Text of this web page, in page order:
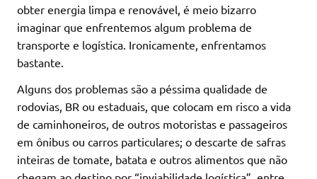
obter energia limpa e renovável, é meio bizarro
imaginar que enfrentemos algum problema de
transporte e logística. Ironicamente, enfrentamos
bastante.
Alguns dos problemas são a péssima qualidade de
rodovias, BR ou estaduais, que colocam em risco a vida
de caminhoneiros, de outros motoristas e passageiros
em ônibus ou carros particulares; o descarte de safras
inteiras de tomate, batata e outros alimentos que não